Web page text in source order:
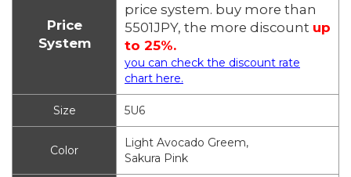
Price
System
price system. buy more than
5501JPY, the more discount up
to 25%.
you can check the discount rate
chart here.
Size 5U6
Color
Light Avocado Greem,
Sakura Pink